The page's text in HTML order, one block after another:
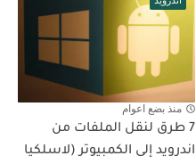
منذ بضع اعوام
7 طرق لنقل الملفات من
اندرويد إلى الكمبيوتر (لاسلكيا